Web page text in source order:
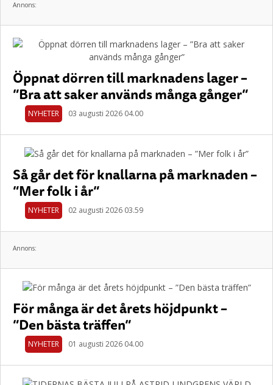
Annons:
Öppnat dörren till marknadens lager –
”Bra att saker används många gånger”
NYHETER 03 augusti 2026 04.00
Så går det för knallarna på marknaden –
”Mer folk i år”
NYHETER 02 augusti 2026 03.59
Annons:
För många är det årets höjdpunkt –
”Den bästa träffen”
NYHETER 01 augusti 2026 04.00